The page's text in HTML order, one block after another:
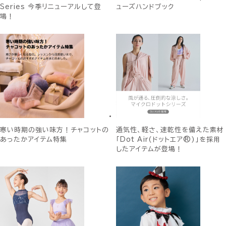
Series 今季リニューアルして登
場！
ューズハンドブック
寒い時期の強い味方！チャコットの
あったかアイテム特集
通気性、軽さ、速乾性を備えた素材
「Dot Air(ドットエア®)」を採用
したアイテムが登場！